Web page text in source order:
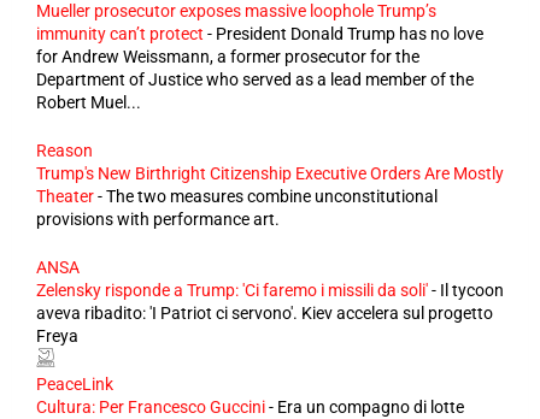
Mueller prosecutor exposes massive loophole Trump’s
immunity can’t protect - President Donald Trump has no love
for Andrew Weissmann, a former prosecutor for the
Department of Justice who served as a lead member of the
Robert Muel...
Reason
Trump's New Birthright Citizenship Executive Orders Are Mostly
Theater-The two measures combine unconstitutional
provisions with performance art.
ANSA
Zelensky risponde a Trump: 'Ci faremo i missili da soli'- Il tycoon
aveva ribadito: 'I Patriot ci servono'. Kiev accelera sul progetto
Freya
PeaceLink
Cultura: Per Francesco Guccini- Era un compagno di lotte